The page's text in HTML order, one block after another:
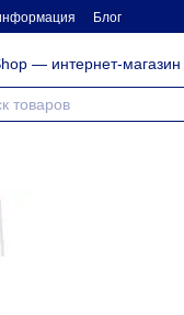
Блог
— интернет-магазин